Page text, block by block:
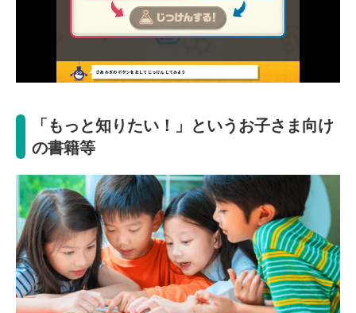
「もっと知りたい！」というお子さま向け
の書籍等